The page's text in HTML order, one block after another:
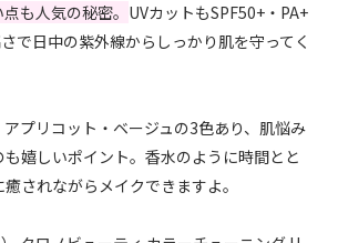
も人気の秘密。 UVカットもSPF50+・PA+
で日中の紫外線からしっかり肌を守ってく
プリコット・ベージュの3色あり、肌悩み
嬉しいポイント。香水のように時間とと
されながらメイクできますよ。